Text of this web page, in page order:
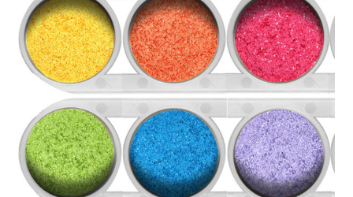
Kasse
Mein Konto
Produktinfos
Versandbedingungen
Vertrag widerrufen